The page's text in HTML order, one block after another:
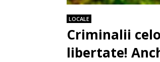
LOCALE
Criminalii
libertate!